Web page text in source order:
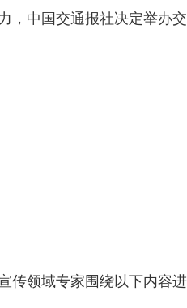
，中国交通报社决定举办
传领域专家围绕以下内容进